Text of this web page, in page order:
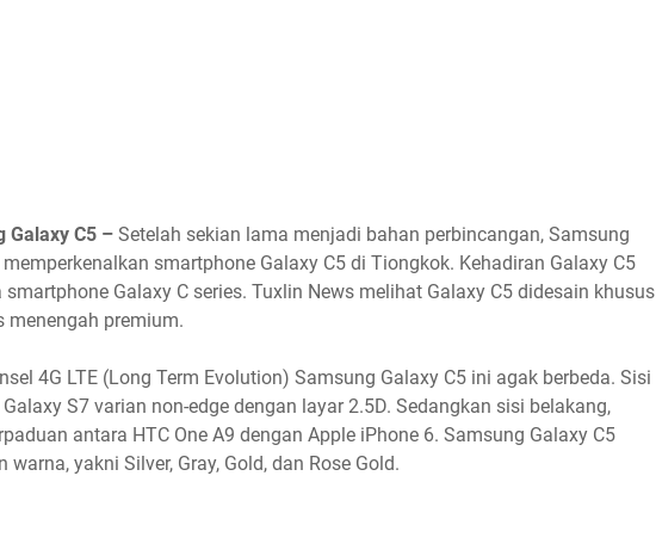
Galaxy C5 – Setelah sekian lama menjadi bahan perbincangan, Samsung
smartphone Galaxy C5 di Tiongkok. Kehadiran Galaxy C5
Galaxy C series. Tuxlin News melihat Galaxy C5 didesain khusus
menengah premium.
4G LTE (Long Term Evolution) Samsung Galaxy C5 ini agak berbeda. Sisi
S7 varian non-edge dengan layar 2.5D. Sedangkan sisi belakang,
antara HTC One A9 dengan Apple iPhone 6. Samsung Galaxy C5
yakni Silver, Gray, Gold, dan Rose Gold.